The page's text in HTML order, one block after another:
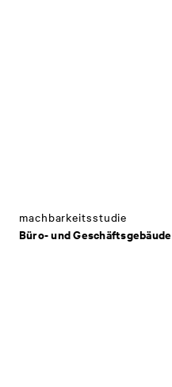
Büro- und Geschäftsgebäude
machbarkeitsstudie